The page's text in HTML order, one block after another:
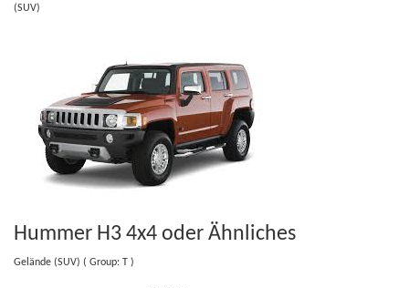
(SUV)
Hummer H3 4x4 oder Ähnliches
Gelände (SUV) ( Group: T )